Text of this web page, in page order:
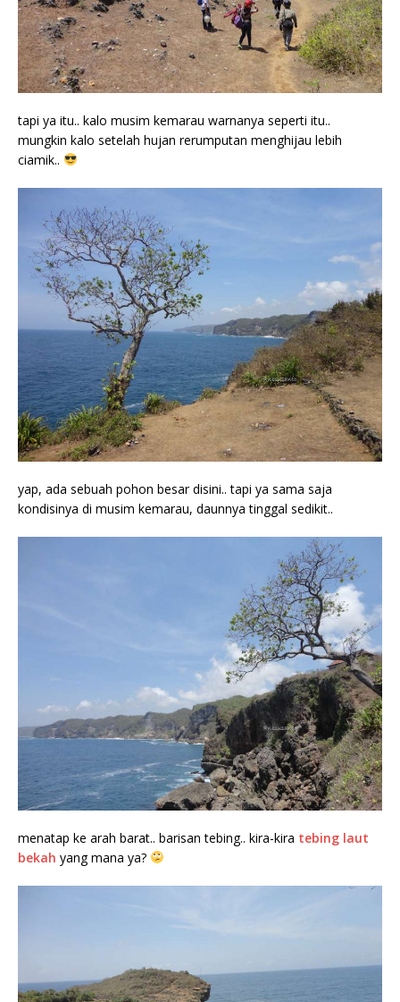
tapi ya itu.. kalo musim kemarau warnanya seperti itu..
mungkin kalo setelah hujan rerumputan menghijau lebih
ciamik..
yap, ada sebuah pohon besar disini.. tapi ya sama saja
kondisinya di musim kemarau, daunnya tinggal sedikit..
menatap ke arah barat.. barisan tebing.. kira-kira tebing laut
bekah yang mana ya?